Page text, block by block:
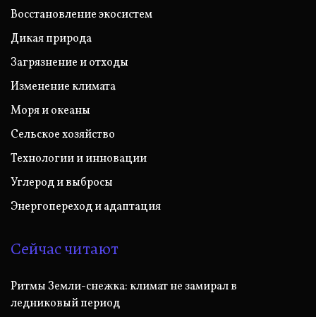
Восстановление экосистем
Дикая природа
Загрязнение и отходы
Изменение климата
Моря и океаны
Сельское хозяйство
Технологии и инновации
Углерод и выбросы
Энергопереход и адаптация
Сейчас читают
Ритмы Земли-снежка: климат не замирал в
ледниковый период